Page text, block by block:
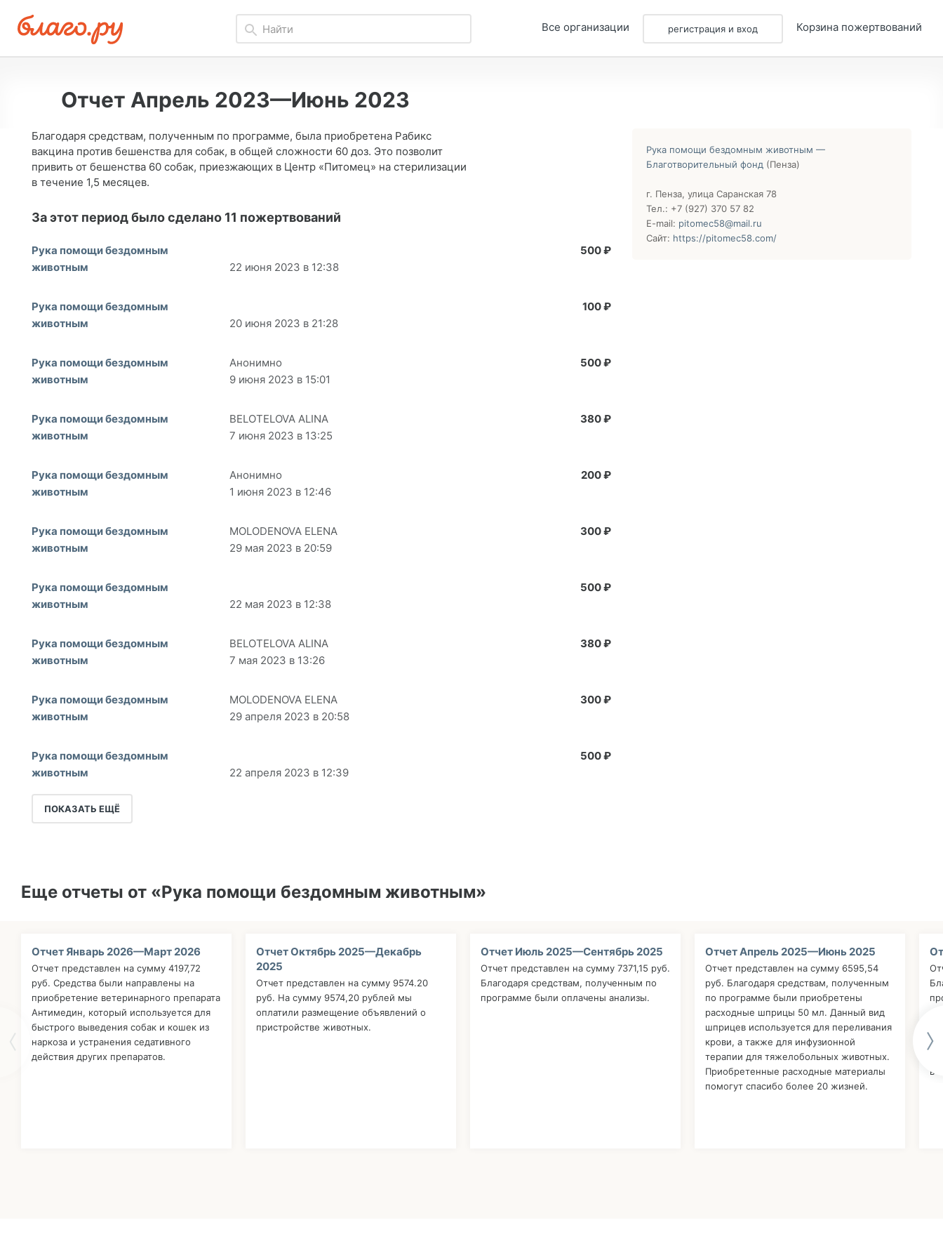
Все организации регистрация и вход Корзина пожертвований
Отчет Апрель 2023—Июнь 2023
Благодаря средствам, полученным по программе, была приобретена Рабикс
вакцина против бешенства для собак, в общей сложности 60 доз. Это позволит
привить от бешенства 60 собак, приезжающих в Центр «Питомец» на стерилизации
в течение 1,5 месяцев.
За этот период было сделано 11 пожертвований
Рука помощи бездомным
животным
22 июня 2023 в 12:38
500 ₽
Рука помощи бездомным
животным
20 июня 2023 в 21:28
100 ₽
Рука помощи бездомным
животным
Анонимно
9 июня 2023 в 15:01
500 ₽
Рука помощи бездомным
животным
BELOTELOVA ALINA
7 июня 2023 в 13:25
380 ₽
Рука помощи бездомным
животным
Анонимно
1 июня 2023 в 12:46
200 ₽
Рука помощи бездомным
животным
MOLODENOVA ELENA
29 мая 2023 в 20:59
300 ₽
Рука помощи бездомным
животным
22 мая 2023 в 12:38
500 ₽
Рука помощи бездомным
животным
BELOTELOVA ALINA
7 мая 2023 в 13:26
380 ₽
Рука помощи бездомным
животным
MOLODENOVA ELENA
29 апреля 2023 в 20:58
300 ₽
Рука помощи бездомным
животным
22 апреля 2023 в 12:39
500 ₽
ПОКАЗАТЬ ЕЩЁ
Рука помощи бездомным животным —
Благотворительный фонд (Пенза)
г. Пенза, улица Саранская 78
Тел.: +7 (927) 370 57 82
E-mail: pitomec58@mail.ru
Сайт: https://pitomec58.com/
Еще отчеты от «Рука помощи бездомным животным»
Отчет Январь 2026—Март 2026
Отчет представлен на сумму 4197,72
руб. Средства были направлены на
приобретение ветеринарного препарата
Антимедин, который используется для
быстрого выведения собак и кошек из
наркоза и устранения седативного
действия других препаратов.
Отчет Октябрь 2025—Декабрь
2025
Отчет представлен на сумму 9574.20
руб. На сумму 9574,20 рублей мы
оплатили размещение объявлений о
пристройстве животных.
Отчет Июль 2025—Сентябрь 2025
Отчет представлен на сумму 7371,15 руб.
Благодаря средствам, полученным по
программе были оплачены анализы.
Отчет Апрель 2025—Июнь 2025
Отчет представлен на сумму 6595,54
руб. Благодаря средствам, полученным
по программе были приобретены
расходные шприцы 50 мл. Данный вид
шприцев используется для переливания
крови, а также для инфузионной
терапии для тяжелобольных животных.
Приобретенные расходные материалы
помогут спасибо более 20 жизней.
в